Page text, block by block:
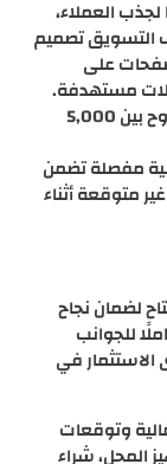
العملاء،
التسويق تصميم
صفحات على
مستهدفة.
يمكن تخصيص ميزانية تسويق أولية تتراوح بين 5,000
مفصلة تضمن
متوقعة أثناء
لضمان نجاح
للجوانب
الاستثمار في
وتوقعات
المحل، شراء